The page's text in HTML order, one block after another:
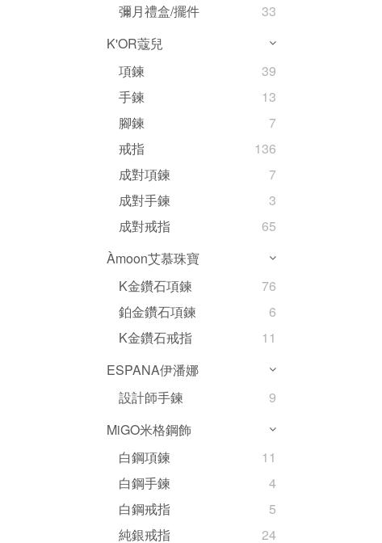
彌月禮盒/擺件
33
K'OR蔻兒
項鍊
39
手鍊
13
腳鍊
7
戒指
136
成對項鍊
7
成對手鍊
3
成對戒指
65
Àmoon艾慕珠寶
K金鑽石項鍊
76
鉑金鑽石項鍊
6
K金鑽石戒指
11
ESPANA伊潘娜
設計師手鍊
9
MiGO米格鋼飾
白鋼項鍊
11
白鋼手鍊
4
白鋼戒指
5
純銀戒指
24